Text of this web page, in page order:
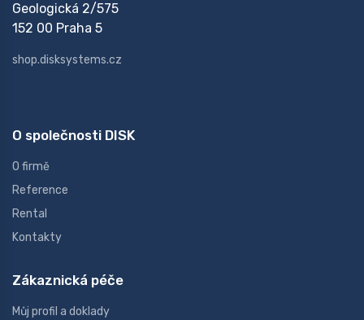
Geologická 2/575
152 00 Praha 5
shop.disksystems.cz
O společnosti DISK
O firmě
Reference
Rental
Kontakty
Zákaznická péče
Můj profil a doklady